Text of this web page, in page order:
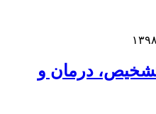
درمان و